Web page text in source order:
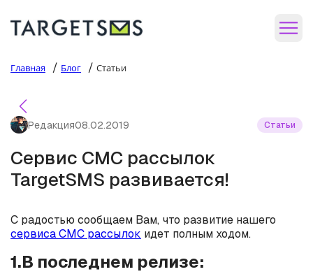
Главная / Блог / Статьи
Редакция08.02.2019 Статьи
Сервис СМС рассылок
TargetSMS развивается!
С радостью сообщаем Вам, что развитие нашего
сервиса СМС рассылок идет полным ходом.
1.В последнем релизе: